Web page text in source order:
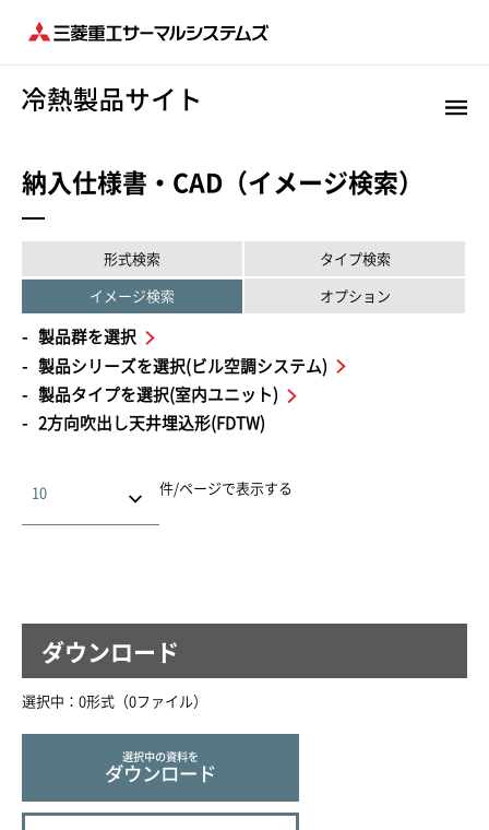
納入仕様書・CAD（イメージ検索）
形式検索 タイプ検索
イメージ検索 オプション
製品群を選択
製品シリーズを選択(ビル空調システム)
製品タイプを選択(室内ユニット)
2方向吹出し天井埋込形(FDTW)
件/ページで表示する
ダウンロード
選択中： 0形式（0ファイル）
選択中の資料を
ダウンロード